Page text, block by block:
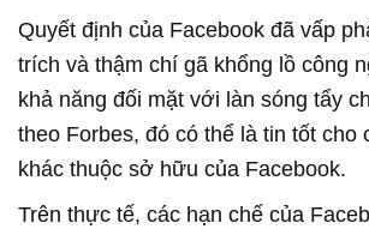
Quyết định của Facebook đã vấp
trích và thậm chí gã khổng lồ công
khả năng đối mặt với làn sóng tẩy
theo Forbes, đó có thể là tin tốt cho
khác thuộc sở hữu của Facebook.
Trên thực tế, các hạn chế của